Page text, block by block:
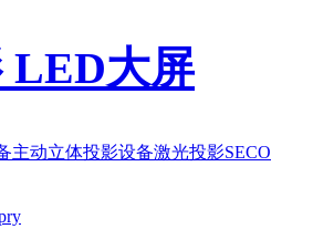
LED大屏
主动立体投影设备激光投影SECO